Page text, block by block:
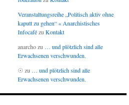
Veranstaltungsreihe „Politisch aktiv ohne
kaputt zu gehen“ « Anarchistisches
Infocafézu Kontakt
anarchozu … und plötzlich sind alle
Erwachsenen verschwunden.
☉ zu … und plötzlich sind alle
Erwachsenen verschwunden.